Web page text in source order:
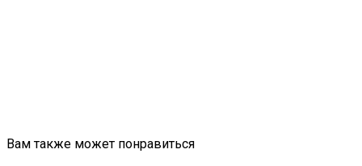
Вам также может понравиться